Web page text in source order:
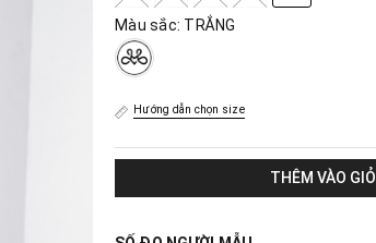
Màu sắc: TRẮNG
Hướng dẫn chọn size
THÊM VÀO GIỎ